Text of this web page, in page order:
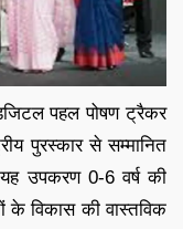
पहल पोषण ट्रैकर
पुरस्कार से सम्मानित
उपकरण 0-6 वर्ष की
के विकास की वास्तविक